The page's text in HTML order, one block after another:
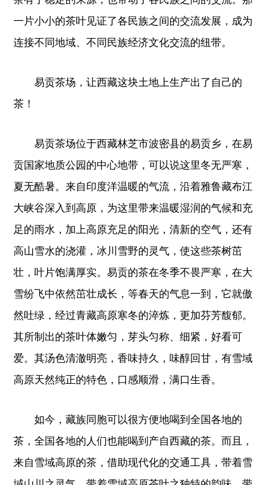
一片小小的茶叶见证了各民族之间的交流发展，成为
连接不同地域、不同民族经济文化交流的纽带。
易贡茶场，让西藏这块土地上生产出了自己的
茶！
易贡茶场位于西藏林芝市波密县的易贡乡，在易
贡国家地质公园的中心地带，可以说这里冬无严寒，
夏无酷暑。来自印度洋温暖的气流，沿着雅鲁藏布江
大峡谷深入到高原，为这里带来温暖湿润的气候和充
足的雨水，加上高原充足的阳光，清新的空气，还有
高山雪水的浇灌，冰川雪野的灵气，使这些茶树茁
壮，叶片饱满厚实。易贡的茶在冬季不畏严寒，在大
雪纷飞中依然茁壮成长，等春天的气息一到，它就傲
然吐绿，经过青藏高原寒冬的淬炼，更加芬芳馥郁。
其所制出的茶叶体嫩匀，芽头匀称、细紧，好看可
爱。其汤色清澈明亮，香味持久，味醇回甘，有雪域
高原天然纯正的特色，口感顺滑，满口生香。
如今，藏族同胞可以很方便地喝到全国各地的
茶，全国各地的人们也能喝到产自西藏的茶。而且，
来自雪域高原的茶，借助现代化的交通工具，带着雪